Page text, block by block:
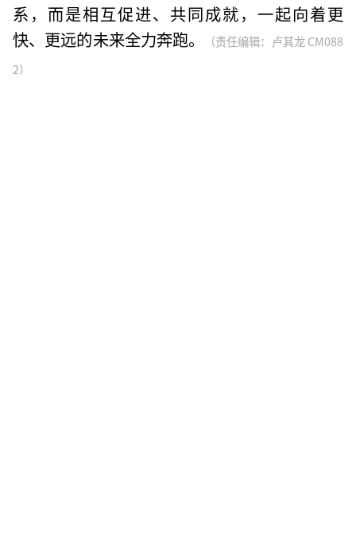
系，而是相互促进、共同成就，一起向着更
快、更远的未来全力奔跑。
（责任编辑：卢其龙 CM088
2）